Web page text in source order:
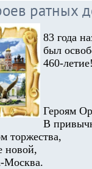
ратных
83 года
был
460-летие!
Героям
В
торжества,
новой,
Москва.